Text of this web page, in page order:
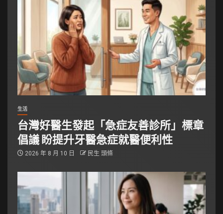
生活
台灣好醫生發起「急症友善診所」標章
倡議 盼提升牙醫急症就醫便利性
2026 年 8 月 10 日 民生 頭條